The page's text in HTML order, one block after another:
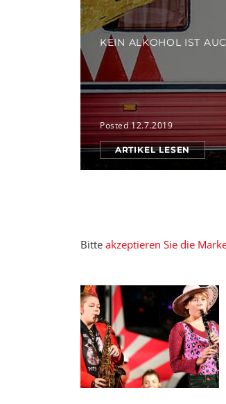
ARTIKEL LESEN
KEIN ALKOHOL IST
Posted 12.7.2019
Bitte akzeptieren Sie die